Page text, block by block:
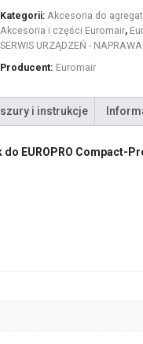
Kategorii: Akcesoria do
Akcesoria i części Euromair,
SERWIS URZĄDZEŃ - NAPRAWA
Producent: Euromair
i instrukcje
EUROPRO Compact-